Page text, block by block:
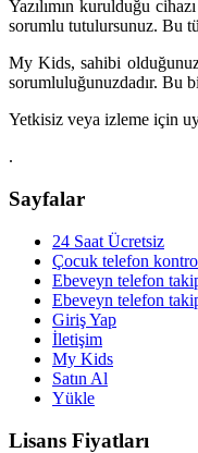
Yazılımın kurulduğu
sorumlu tutulursunuz. Bu
My Kids, sahibi olduğunuz
sorumluluğunuzdadır. Bu
Yetkisiz veya izleme için
.
Sayfalar
24 Saat Ücretsiz
Çocuk telefon
Ebeveyn telefon
Ebeveyn telefon
Giriş Yap
İletişim
My Kids
Satın Al
Yükle
Lisans Fiyatları